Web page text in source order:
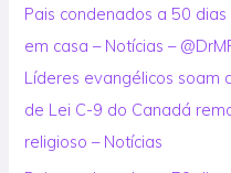
Pais condenados a 50
em casa – Notícias –
Líderes evangélicos soam
de Lei C-9 do Canadá
religioso – Notícias